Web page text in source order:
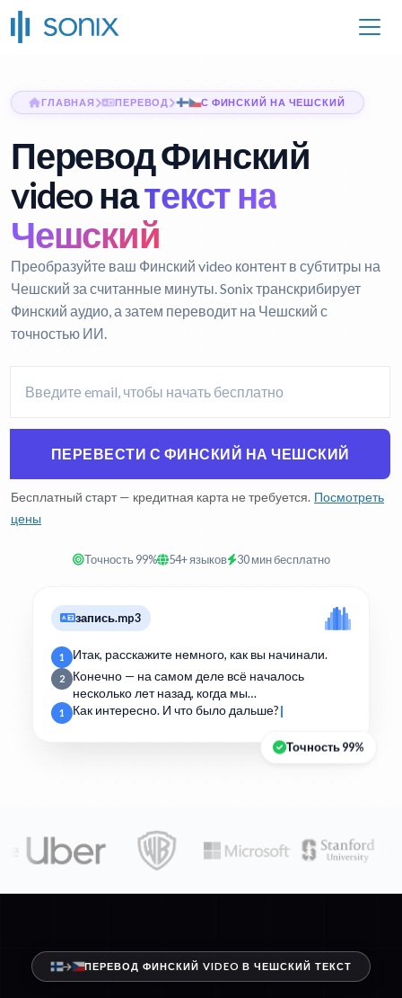
ГЛАВНАЯ ПЕРЕВОД С ФИНСКИЙ НА ЧЕШСКИЙ
Перевод Финский
video натекст на
Чешский
Преобразуйте ваш Финский video контент в субтитры на
Чешский за считанные минуты. Sonix транскрибирует
Финский аудио, а затем переводит на Чешский с
точностью ИИ.
ПЕРЕВЕСТИ С ФИНСКИЙ НА ЧЕШСКИЙ
Бесплатный старт — кредитная карта не требуется. Посмотреть
цены
Точность 99% 54+ языков 30 мин бесплатно
запись.mp3
1 Итак, расскажите немного, как вы начинали.
2
Конечно — на самом деле всё началось
несколько лет назад, когда мы…
1 Как интересно. И что было дальше?
Точность 99%
ПЕРЕВОД ФИНСКИЙ VIDEO В ЧЕШСКИЙ ТЕКСТ